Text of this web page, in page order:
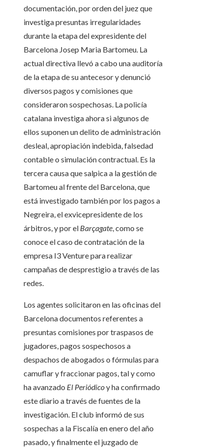
documentación, por orden del juez que
investiga presuntas irregularidades
durante la etapa del expresidente del
Barcelona Josep Maria Bartomeu. La
actual directiva llevó a cabo una auditoría
de la etapa de su antecesor y denunció
diversos pagos y comisiones que
consideraron sospechosas. La policía
catalana investiga ahora si algunos de
ellos suponen un delito de administración
desleal, apropiación indebida, falsedad
contable o simulación contractual. Es la
tercera causa que salpica a la gestión de
Bartomeu al frente del Barcelona, que
está investigado también por los pagos a
Negreira, el exvicepresidente de los
árbitros, y por el Barçagate, como se
conoce el caso de contratación de la
empresa I3 Venture para realizar
campañas de desprestigio a través de las
redes.
Los agentes solicitaron en las oficinas del
Barcelona documentos referentes a
presuntas comisiones por traspasos de
jugadores, pagos sospechosos a
despachos de abogados o fórmulas para
camuflar y fraccionar pagos, tal y como
ha avanzado El Periódicoy ha confirmado
este diario a través de fuentes de la
investigación. El club informó de sus
sospechas a la Fiscalía en enero del año
pasado, y finalmente el juzgado de